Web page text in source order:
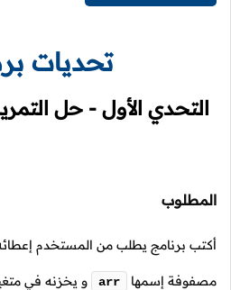
تحديات
التحدي الأول - حل
المطلوب
أكتب برنامج يطلب من المستخدم
مصفوفة إسمها arr و يخزنه في